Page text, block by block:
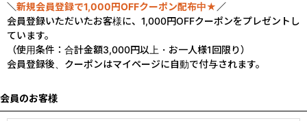
＼新規会員登録で1,000円OFFクーポン配布中★ ／
会員登録いただいたお客様に、1,000円OFFクーポンをプレゼントし
ています。
（使用条件：合計金額3,000円以上・お一人様1回限り）
会員登録後、クーポンはマイページに自動で付与されます。
会員のお客様